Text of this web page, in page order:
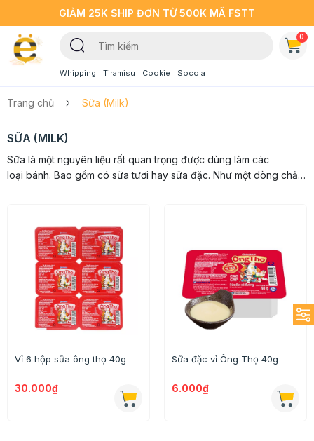
GIẢM 25K SHIP ĐƠN TỪ 500K MÃ FSTT
Whipping Tiramisu Cookie Socola
0
Trang chủ Sữa (Milk)
SỮA (MILK)
Sữa là một nguyên liệu rất quan trọng được dùng làm các
loại bánh. Bao gồm có sữa tươi hay sữa đặc. Như một dòng chảy
Vỉ 6 hộp sữa ông thọ 40g
30.000₫
Sữa đặc vỉ Ông Thọ 40g
6.000₫